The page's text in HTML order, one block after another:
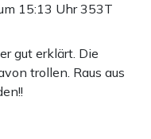
15:13 Uhr353T
gut erklärt. Die
trollen. Raus aus